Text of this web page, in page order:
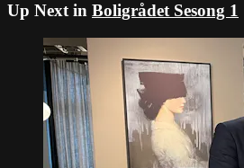
Up Next in Boligrådet Sesong 1